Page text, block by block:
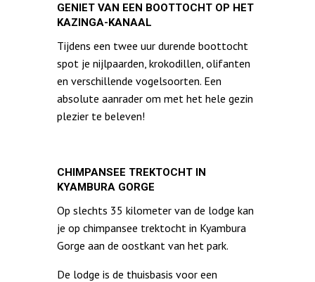
GENIET VAN EEN BOOTTOCHT OP HET
KAZINGA-KANAAL
Tijdens een twee uur durende boottocht
spot je nijlpaarden, krokodillen, olifanten
en verschillende vogelsoorten. Een
absolute aanrader om met het hele gezin
plezier te beleven!
CHIMPANSEE TREKTOCHT IN
KYAMBURA GORGE
Op slechts 35 kilometer van de lodge kan
je op chimpansee trektocht in Kyambura
Gorge aan de oostkant van het park.
De lodge is de thuisbasis voor een